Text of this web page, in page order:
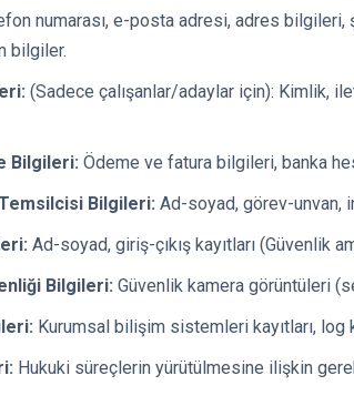
numarası, e-posta adresi, adres
bilgiler.
(Sadece çalışanlar/adaylar için): Kimlik,
Bilgileri: Ödeme ve fatura bilgileri, banka
Bilgileri: Ad-soyad, görev-
Ad-soyad, giriş-çıkış kayıtları (Güvenlik
Bilgileri: Güvenlik kamera görüntüleri
Kurumsal bilişim sistemleri kayıtları, log
Hukuki süreçlerin yürütülmesine ilişkin